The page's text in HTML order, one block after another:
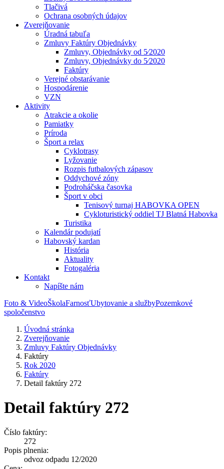
Tlačivá
Ochrana osobných údajov
Zverejňovanie
Úradná tabuľa
Zmluvy Faktúry Objednávky
Zmluvy, Objednávky od 5⁄2020
Zmluvy, Objednávky do 5⁄2020
Faktúry
Verejné obstarávanie
Hospodárenie
VZN
Aktivity
Atrakcie a okolie
Pamiatky
Príroda
Šport a relax
Cyklotrasy
Lyžovanie
Rozpis futbalových zápasov
Oddychové zóny
Podroháčska časovka
Šport v obci
Tenisový turnaj HABOVKA OPEN
Cykloturistický oddiel TJ Blatná Habovka
Turistika
Kalendár podujatí
Habovský kardan
História
Aktuality
Fotogaléria
Kontakt
Napíšte nám
Foto & VideoŠkolaFarnosťUbytovanie a službyPozemkové
spoločenstvo
Úvodná stránka
Zverejňovanie
Zmluvy Faktúry Objednávky
Faktúry
Rok 2020
Faktúry
Detail faktúry 272
Detail faktúry 272
Číslo faktúry:
272
Popis plnenia:
odvoz odpadu 12/2020